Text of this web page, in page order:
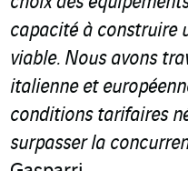
capacité à construire
viable. Nous avons
italienne et
conditions tarifaires
surpasser la